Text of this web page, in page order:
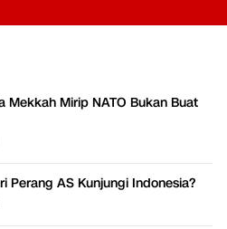
Mekkah Mirip NATO Bukan Buat
Perang AS Kunjungi Indonesia?